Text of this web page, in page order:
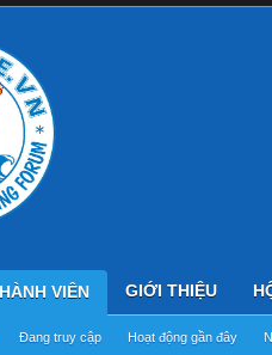
VIÊN
Đang truy cập Hoạt động gần đây
GIỚI THIỆU